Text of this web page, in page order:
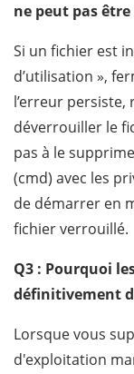
ne peut pas
Si un fichier est
d’utilisation »,
l’erreur
déverrouiller le
pas à le
(cmd) avec les
de démarrer en
fichier verrouillé.
Q3 : Pourquoi
définitivement
Lorsque vous
d'exploitation